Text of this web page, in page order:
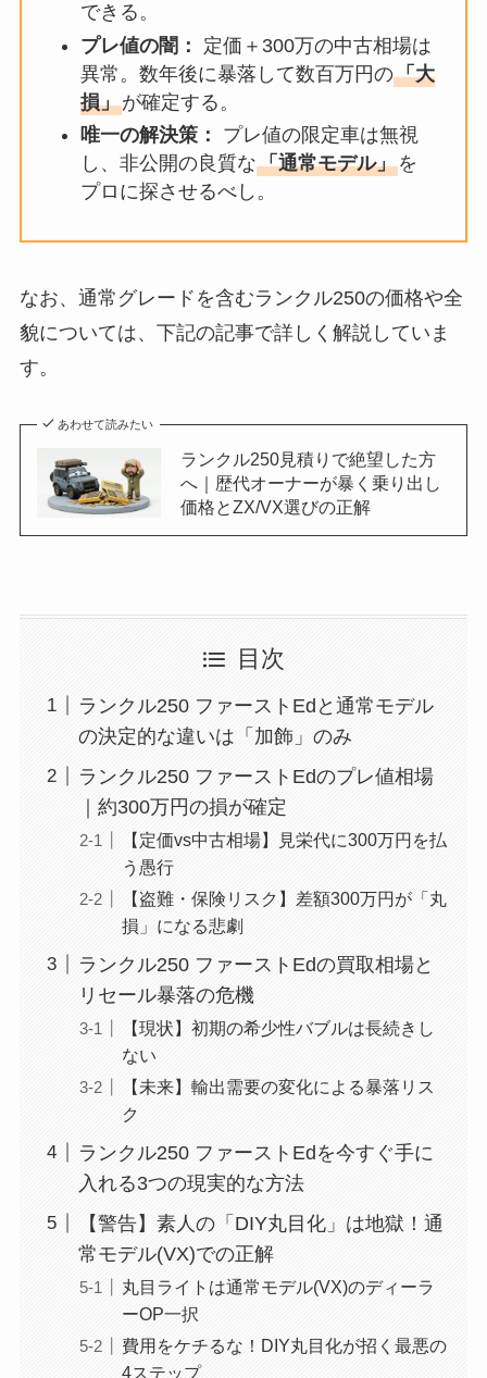
できる。
プレ値の闇：
定価＋300万の中古相場は
異常。数年後に暴落して数百万円の「大
損」が確定する。
唯一の解決策：
プレ値の限定車は無視
し、非公開の良質な「通常モデル」を
プロに探させるべし。
なお、通常グレードを含むランクル250の価格や全
貌については、下記の記事で詳しく解説していま
す。
あわせて読みたい
ランクル250見積りで絶望した方
へ｜歴代オーナーが暴く乗り出し
価格とZX/VX選びの正解
目次
ランクル250 ファーストEdと通常モデル
の決定的な違いは「加飾」のみ
ランクル250 ファーストEdのプレ値相場
｜約300万円の損が確定
【定価vs中古相場】見栄代に300万円を払
う愚行
【盗難・保険リスク】差額300万円が「丸
損」になる悲劇
ランクル250 ファーストEdの買取相場と
リセール暴落の危機
【現状】初期の希少性バブルは長続きし
ない
【未来】輸出需要の変化による暴落リス
ク
ランクル250 ファーストEdを今すぐ手に
入れる3つの現実的な方法
【警告】素人の「DIY丸目化」は地獄！通
常モデル(VX)での正解
丸目ライトは通常モデル(VX)のディーラ
ーOP一択
費用をケチるな！DIY丸目化が招く最悪の
4ステップ